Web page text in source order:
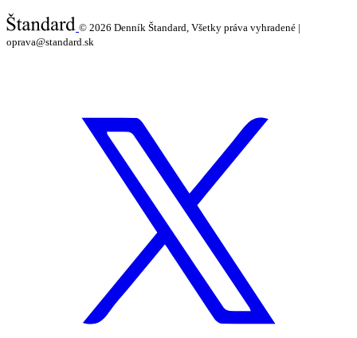
© 2026 Denník Štandard, Všetky práva vyhradené |
oprava@standard.sk